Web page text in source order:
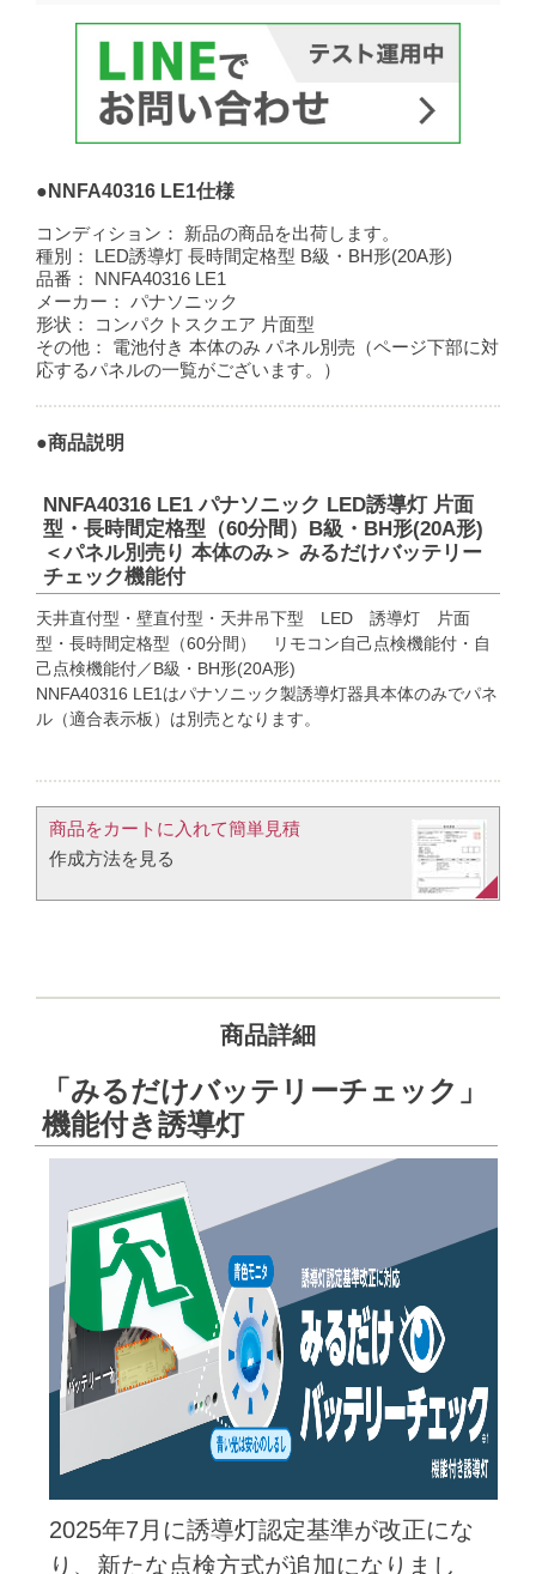
●NNFA40316 LE1仕様
コンディション：
新品の商品を出荷します。
種別：
LED誘導灯 長時間定格型 B級・BH形(20A形)
品番：
NNFA40316 LE1
メーカー：
パナソニック
形状：
コンパクトスクエア 片面型
その他：
電池付き 本体のみ パネル別売（ページ下部に対
応するパネルの一覧がございます。）
●商品説明
NNFA40316 LE1 パナソニック LED誘導灯 片面
型・長時間定格型（60分間）B級・BH形(20A形)
＜パネル別売り 本体のみ＞ みるだけバッテリー
チェック機能付
天井直付型・壁直付型・天井吊下型 LED 誘導灯 片面
型・長時間定格型（60分間） リモコン自己点検機能付・自
己点検機能付／B級・BH形(20A形)
NNFA40316 LE1はパナソニック製誘導灯器具本体のみでパネ
ル（適合表示板）は別売となります。
商品をカートに入れて簡単見積​
作成方法を見る​​
商品詳細
「みるだけバッテリーチェック」
機能付き誘導灯
2025年7月に誘導灯認定基準が改正にな
り、新たな点検方式が追加になりまし